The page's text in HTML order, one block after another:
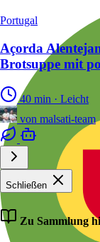
Portugal
Açorda
Brotsuppe mit
40 min · Leicht
von malsati-team
Schließen
Zu Sammlung